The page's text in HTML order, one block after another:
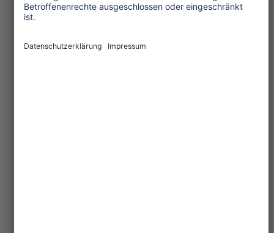
One Planet Guide für faires